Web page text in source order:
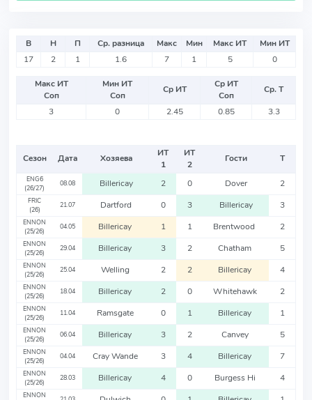
В Н П Ср. разница Макс Мин Макс ИТ
Мин ИТ
17
2 1 1.6 7 1 5 0
Макс ИТ
Соп
Мин ИТ
Соп
Ср ИТ
Ср ИТ
Соп
Ср. Т
3
0 2.45 0.85 3.3
Сезон Дата Хозяева
ИТ
1
ИТ
2
Гости Т
ENG6
(26/27)
08.08 Billericay 2 0 Dover 2
FRIC
(26)
21.07 Dartford 0 3 Billericay 3
ENNON
(25/26)
04.05 Billericay 1 1 Brentwood 2
ENNON
(25/26)
29.04 Billericay 3 2 Chatham 5
ENNON
(25/26)
25.04 Welling 2 2 Billericay 4
ENNON
(25/26)
18.04 Billericay 2 0 Whitehawk 2
ENNON
(25/26)
11.04 Ramsgate 0 1 Billericay 1
ENNON
(25/26)
06.04 Billericay 3 2 Canvey 5
ENNON
(25/26)
04.04 Cray Wande 3 4 Billericay 7
ENNON
(25/26)
28.03 Billericay 4 0 Burgess Hi 4
ENNON